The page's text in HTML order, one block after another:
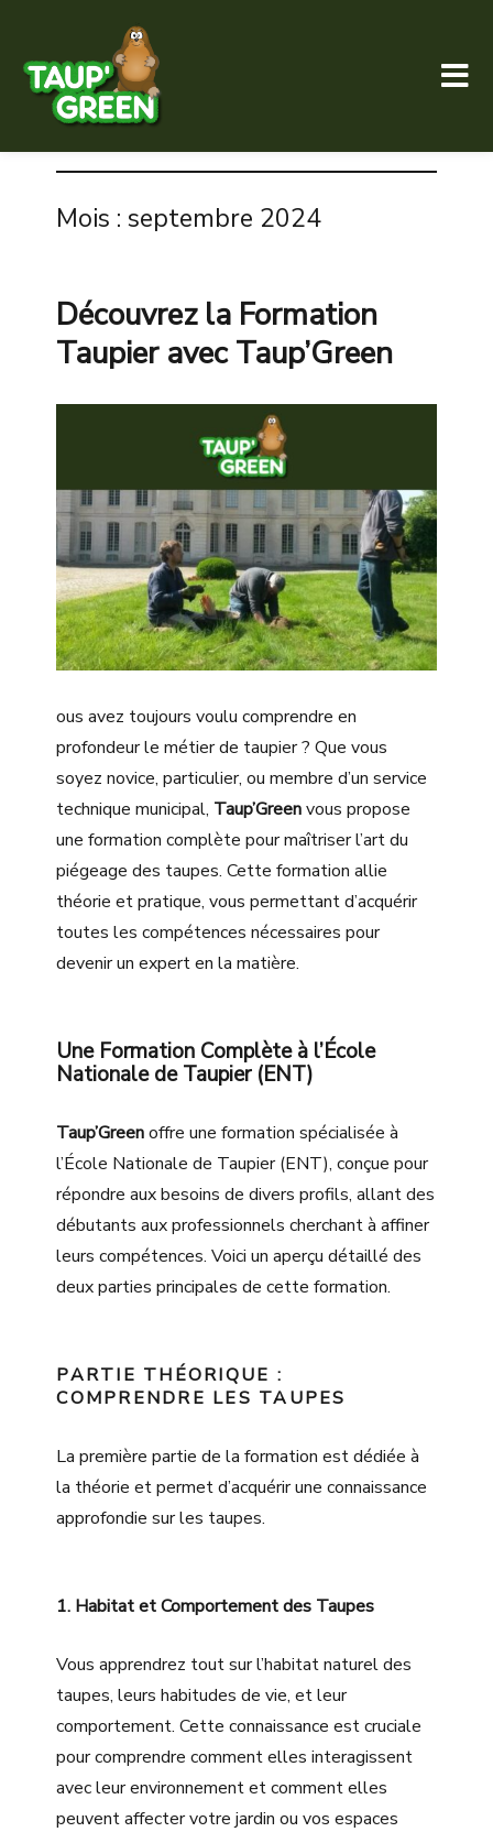
Taup' Green
Mois :septembre 2024
Découvrez la Formation
Taupier avec Taup’Green
ous avez toujours voulu comprendre en
profondeur le métier de taupier ? Que vous
soyez novice, particulier, ou membre d’un service
technique municipal, Taup’Greenvous propose
une formation complète pour maîtriser l’art du
piégeage des taupes. Cette formation allie
théorie et pratique, vous permettant d’acquérir
toutes les compétences nécessaires pour
devenir un expert en la matière.
Une Formation Complète à l’École
Nationale de Taupier (ENT)
Taup’Greenoffre une formation spécialisée à
l’École Nationale de Taupier (ENT), conçue pour
répondre aux besoins de divers profils, allant des
débutants aux professionnels cherchant à affiner
leurs compétences. Voici un aperçu détaillé des
deux parties principales de cette formation.
PARTIE THÉORIQUE :
COMPRENDRE LES TAUPES
La première partie de la formation est dédiée à
la théorie et permet d’acquérir une connaissance
approfondie sur les taupes.
1. Habitat et Comportement des Taupes
Vous apprendrez tout sur l’habitat naturel des
taupes, leurs habitudes de vie, et leur
comportement. Cette connaissance est cruciale
pour comprendre comment elles interagissent
avec leur environnement et comment elles
peuvent affecter votre jardin ou vos espaces